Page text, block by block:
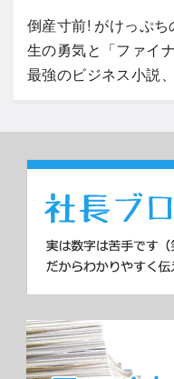
倒産寸前! がけっぷ
生の勇気と「ファイ
最強のビジネス小説